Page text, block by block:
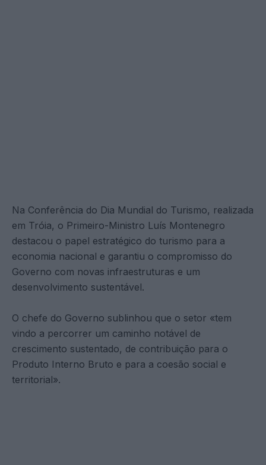
Na Conferência do Dia Mundial do Turismo, realizada
em Tróia, o Primeiro-Ministro Luís Montenegro
destacou o papel estratégico do turismo para a
economia nacional e garantiu o compromisso do
Governo com novas infraestruturas e um
desenvolvimento sustentável.
O chefe do Governo sublinhou que o setor «tem
vindo a percorrer um caminho notável de
crescimento sustentado, de contribuição para o
Produto Interno Bruto e para a coesão social e
territorial».